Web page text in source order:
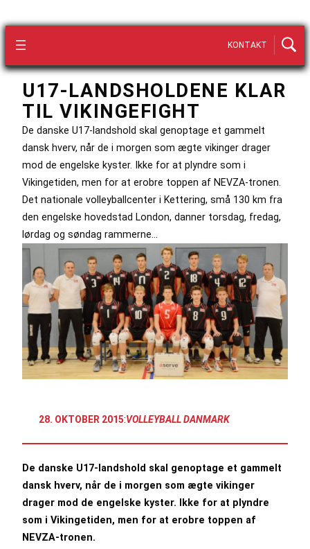
KONTAKT
U17-LANDSHOLDENE KLAR
TIL VIKINGEFIGHT
De danske U17-landshold skal genoptage et gammelt
dansk hverv, når de i morgen som ægte vikinger drager
mod de engelske kyster. Ikke for at plyndre som i
Vikingetiden, men for at erobre toppen af NEVZA-tronen.
Det nationale volleyballcenter i Kettering, små 130 km fra
den engelske hovedstad London, danner torsdag, fredag,
lørdag og søndag rammerne…
28. OKTOBER 2015:VOLLEYBALL DANMARK
De danske U17-landshold skal genoptage et gammelt
dansk hverv, når de i morgen som ægte vikinger
drager mod de engelske kyster. Ikke for at plyndre
som i Vikingetiden, men for at erobre toppen af
NEVZA-tronen.